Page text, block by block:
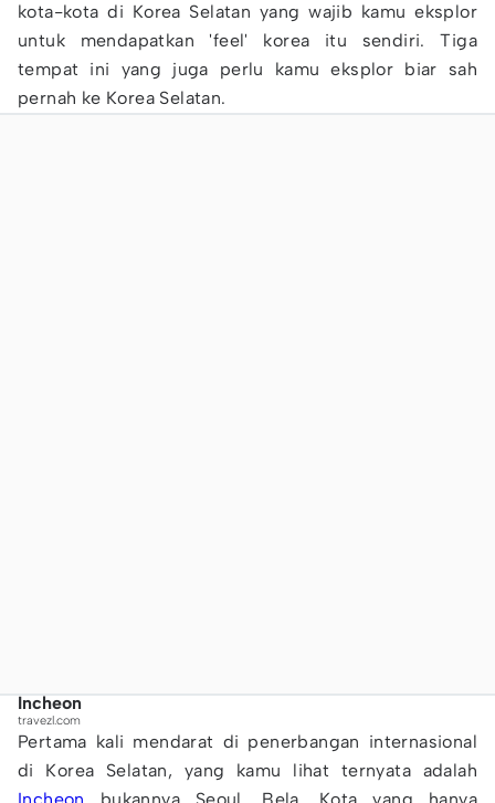
kota-kota di Korea Selatan yang wajib kamu eksplor
untuk mendapatkan 'feel' korea itu sendiri. Tiga
tempat ini yang juga perlu kamu eksplor biar sah
pernah ke Korea Selatan.
Incheon
travezl.com
Pertama kali mendarat di penerbangan internasional
di Korea Selatan, yang kamu lihat ternyata adalah